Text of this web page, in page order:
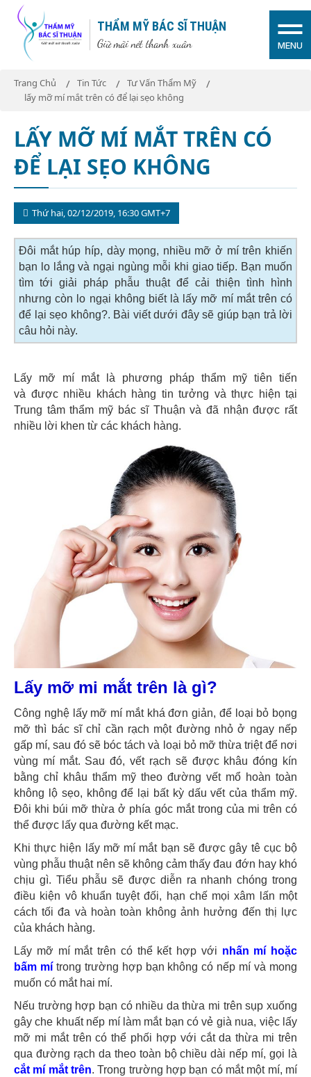
THẨM MỸ BÁC SĨ THUẬN
Giữ mãi nét thanh xuân MENU
Trang Chủ Tin Tức
Tư Vấn Thẩm Mỹ
lấy mỡ mí mắt trên có để lại sẹo không
LẤY MỠ MÍ MẮT TRÊN CÓ
ĐỂ LẠI SẸO KHÔNG
Thứ hai, 02/12/2019, 16:30 GMT+7
Đôi mắt húp híp, dày mọng, nhiều mỡ ở mí trên khiến
bạn lo lắng và ngại ngùng mỗi khi giao tiếp. Bạn muốn
tìm tới giải pháp phẫu thuật để cải thiện tình hình
nhưng còn lo ngại không biết là lấy mỡ mí mắt trên có
để lại sẹo không?. Bài viết dưới đây sẽ giúp bạn trả lời
câu hỏi này.
Lấy mỡ mí mắt là phương pháp thẩm mỹ tiên tiến
và được nhiều khách hàng tin tưởng và thực hiện tại
Trung tâm thẩm mỹ bác sĩ Thuận và đã nhận được rất
nhiều lời khen từ các khách hàng.
Lấy mỡ mi mắt trên là gì?
Công nghệ lấy mỡ mí mắt khá đơn giản, để loại bỏ bọng
mỡ thì bác sĩ chỉ cần rạch một đường nhỏ ở ngay nếp
gấp mí, sau đó sẽ bóc tách và loại bỏ mỡ thừa triệt để nơi
vùng mí mắt. Sau đó, vết rạch sẽ được khâu đóng kín
bằng chỉ khâu thẩm mỹ theo đường vết mổ hoàn toàn
không lộ sẹo, không để lại bất kỳ dấu vết của thẩm mỹ.
Đôi khi búi mỡ thừa ở phía góc mắt trong của mi trên có
thể được lấy qua đường kết mạc.
Khi thực hiện lấy mỡ mí mắt bạn sẽ được gây tê cục bộ
vùng phẫu thuật nên sẽ không cảm thấy đau đớn hay khó
chịu gì. Tiểu phẫu sẽ được diễn ra nhanh chóng trong
điều kiện vô khuẩn tuyệt đối, hạn chế mọi xâm lấn một
cách tối đa và hoàn toàn không ảnh hưởng đến thị lực
của khách hàng.
Lấy mỡ mí mắt trên có thể kết hợp với nhấn mí hoặc
bấm mítrong trường hợp bạn không có nếp mí và mong
muốn có mắt hai mí.
Nếu trường hợp bạn có nhiều da thừa mi trên sụp xuống
gây che khuất nếp mí làm mắt bạn có vẻ già nua, việc lấy
mỡ mi mắt trên có thể phối hợp với cắt da thừa mi trên
qua đường rạch da theo toàn bộ chiều dài nếp mí, gọi là
cắt mí mắt trên. Trong trường hợp bạn có mắt một mí, mí